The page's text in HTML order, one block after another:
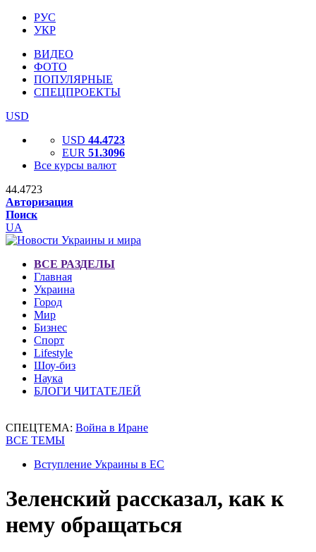
РУС
УКР
ВИДЕО
ФОТО
ПОПУЛЯРНЫЕ
СПЕЦПРОЕКТЫ
USD
USD 44.4723
EUR 51.3096
Все курсы валют
44.4723
Авторизация
Поиск
UA
ВСЕ РАЗДЕЛЫ
Главная
Украина
Город
Мир
Бизнес
Спорт
Lifestyle
Шоу-биз
Наука
БЛОГИ ЧИТАТЕЛЕЙ
СПЕЦТЕМА: Война в Иране
ВСЕ ТЕМЫ
Вступление Украины в ЕС
Зеленский рассказал, как к
нему обращаться